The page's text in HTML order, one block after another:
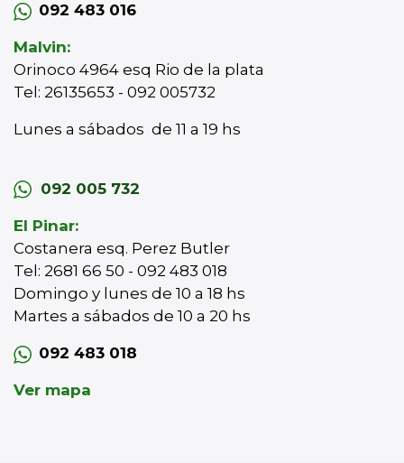
092 483 016
Malvin:
Orinoco 4964 esq Rio de la plata
Tel: 26135653 - 092 005732
Lunes a sábados de 11 a 19 hs
092 005 732
El Pinar:
Costanera esq. Perez Butler
Tel: 2681 66 50 - 092 483 018
Domingo y lunes de 10 a 18 hs
Martes a sábados de 10 a 20 hs
092 483 018
Ver mapa